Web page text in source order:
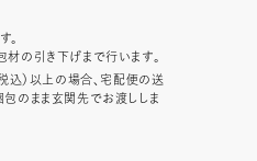
。
の引き下げまで行います。
込）以上の場合、宅配便の送
のまま玄関先でお渡ししま